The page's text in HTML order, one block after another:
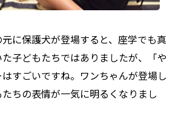
に保護犬が登場すると、座学でも真
子どもたちではありましたが、「や
すごいですね。ワンちゃんが登場し
ちの表情が一気に明るくなりまし